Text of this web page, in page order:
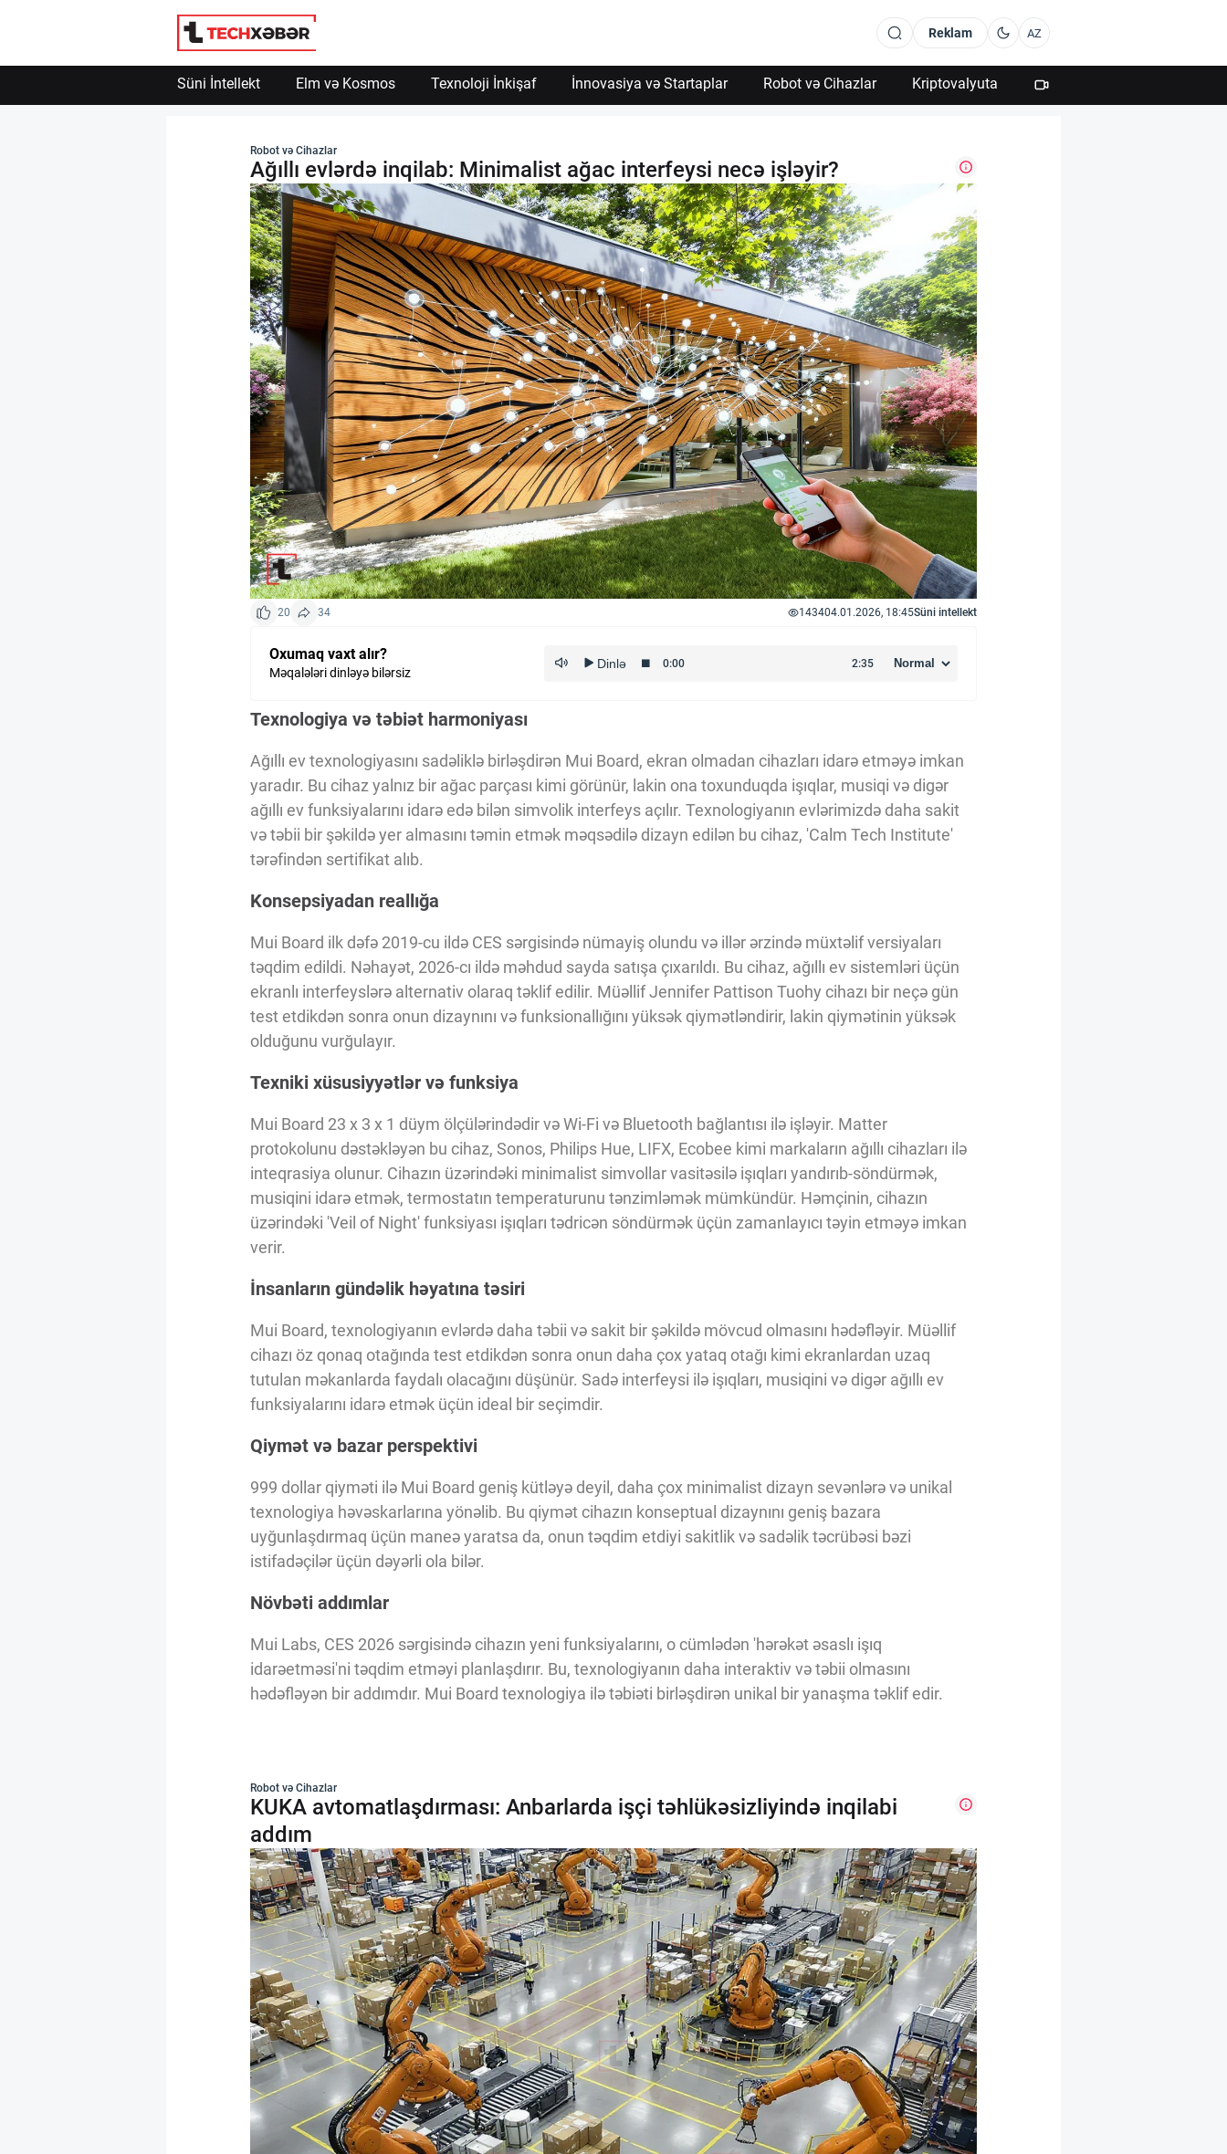
Reklam AZ
Süni İntellekt Elm və Kosmos Texnoloji İnkişaf İnnovasiya və Startaplar Robot və Cihazlar Kriptovalyuta
Süni İntellekt
Elm və Kosmos
Texnoloji İnkişaf
İnnovasiya və Startaplar
Robot və Cihazlar
Kriptovalyuta
ÇƏRƏZLƏR SİYASƏTİ
İSTIFADƏ ŞƏRTLƏRİ
Vizyoner Baxışı
Innovasiya Bələdçisi
Gələcəyin Təhlili
Podkastlar
Robot və Cihazlar
Ağıllı evlərdə inqilab: Minimalist ağac interfeysi necə işləyir?
20 34 143404.01.2026, 18:45Süni intellekt
Oxumaq vaxt alır?
Məqalələri dinləyə bilərsiz
Texnologiya və təbiət harmoniyası
Ağıllı ev texnologiyasını sadəliklə birləşdirən Mui Board, ekran olmadan cihazları idarə etməyə imkan
yaradır. Bu cihaz yalnız bir ağac parçası kimi görünür, lakin ona toxunduqda işıqlar, musiqi və digər
ağıllı ev funksiyalarını idarə edə bilən simvolik interfeys açılır. Texnologiyanın evlərimizdə daha sakit
və təbii bir şəkildə yer almasını təmin etmək məqsədilə dizayn edilən bu cihaz, 'Calm Tech Institute'
tərəfindən sertifikat alıb.
Konsepsiyadan reallığa
Mui Board ilk dəfə 2019-cu ildə CES sərgisində nümayiş olundu və illər ərzində müxtəlif versiyaları
təqdim edildi. Nəhayət, 2026-cı ildə məhdud sayda satışa çıxarıldı. Bu cihaz, ağıllı ev sistemləri üçün
ekranlı interfeyslərə alternativ olaraq təklif edilir. Müəllif Jennifer Pattison Tuohy cihazı bir neçə gün
test etdikdən sonra onun dizaynını və funksionallığını yüksək qiymətləndirir, lakin qiymətinin yüksək
olduğunu vurğulayır.
Texniki xüsusiyyətlər və funksiya
Mui Board 23 x 3 x 1 düym ölçülərindədir və Wi-Fi və Bluetooth bağlantısı ilə işləyir. Matter
protokolunu dəstəkləyən bu cihaz, Sonos, Philips Hue, LIFX, Ecobee kimi markaların ağıllı cihazları ilə
inteqrasiya olunur. Cihazın üzərindəki minimalist simvollar vasitəsilə işıqları yandırıb-söndürmək,
musiqini idarə etmək, termostatın temperaturunu tənzimləmək mümkündür. Həmçinin, cihazın
üzərindəki 'Veil of Night' funksiyası işıqları tədricən söndürmək üçün zamanlayıcı təyin etməyə imkan
verir.
İnsanların gündəlik həyatına təsiri
Mui Board, texnologiyanın evlərdə daha təbii və sakit bir şəkildə mövcud olmasını hədəfləyir. Müəllif
cihazı öz qonaq otağında test etdikdən sonra onun daha çox yataq otağı kimi ekranlardan uzaq
tutulan məkanlarda faydalı olacağını düşünür. Sadə interfeysi ilə işıqları, musiqini və digər ağıllı ev
funksiyalarını idarə etmək üçün ideal bir seçimdir.
Qiymət və bazar perspektivi
999 dollar qiyməti ilə Mui Board geniş kütləyə deyil, daha çox minimalist dizayn sevənlərə və unikal
texnologiya həvəskarlarına yönəlib. Bu qiymət cihazın konseptual dizaynını geniş bazara
uyğunlaşdırmaq üçün maneə yaratsa da, onun təqdim etdiyi sakitlik və sadəlik təcrübəsi bəzi
istifadəçilər üçün dəyərli ola bilər.
Növbəti addımlar
Mui Labs, CES 2026 sərgisində cihazın yeni funksiyalarını, o cümlədən 'hərəkət əsaslı işıq
idarəetməsi'ni təqdim etməyi planlaşdırır. Bu, texnologiyanın daha interaktiv və təbii olmasını
hədəfləyən bir addımdır. Mui Board texnologiya ilə təbiəti birləşdirən unikal bir yanaşma təklif edir.
Robot və Cihazlar
KUKA avtomatlaşdırması: Anbarlarda işçi təhlükəsizliyində inqilabi
addım